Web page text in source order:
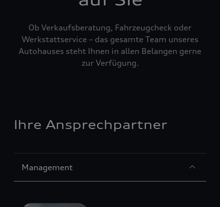
Ob Verkaufsberatung, Fahrzeugcheck oder
Werkstattservice – das gesamte Team unseres
Autohauses steht Ihnen in allen Belangen gerne
zur Verfügung.
Ihre Ansprechpartner
ManagementSección